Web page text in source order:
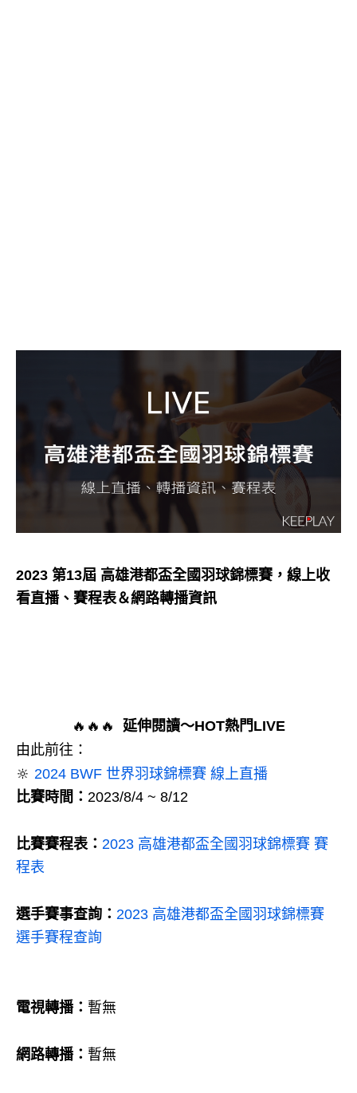
2023 第13屆 高雄港都盃全國羽球錦標賽，線上收
看直播、賽程表＆網路轉播資訊
🔥🔥🔥
延伸閱讀～HOT熱門LIVE
由此前往：
🔆 2024 BWF 世界羽球錦標賽 線上直播
比賽時間： 2023/8/4 ~ 8/12
比賽賽程表： 2023 高雄港都盃全國羽球錦標賽 賽
程表
選手賽事查詢： 2023 高雄港都盃全國羽球錦標賽
選手賽程查詢
電視轉播： 暫無
網路轉播： 暫無